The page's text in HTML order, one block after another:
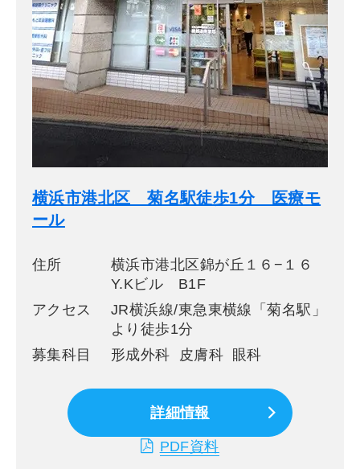
横浜市港北区 菊名駅徒歩1分 医療モ
ール
住所
横浜市港北区錦が丘１６−１６
Y.Kビル B1F
アクセス
JR横浜線/東急東横線「菊名駅」
より徒歩1分
募集科目
形成外科 皮膚科 眼科
詳細情報
PDF資料